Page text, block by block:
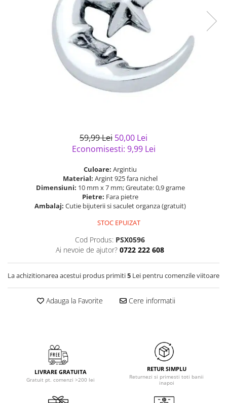
semipretioase
Bijuterii argint placat cu aur
Bijuterii argint cu diverse
Bijuterii argint cu murano
Bijuterii de Lux
Bijuterii gotice si rock
Bijuterii Handmade
Bijuterii fantezie
Casete si cutii de bijuterii
Solutii si lavete de curatare
59,99 Lei 50,00 Lei
Economisesti: 9,99 Lei
Culoare: Argintiu
Material: Argint 925 fara nichel
Dimensiuni: 10 mm x 7 mm; Greutate: 0,9 grame
Pietre: Fara pietre
Ambalaj: Cutie bijuterii si saculet organza (gratuit)
STOC EPUIZAT
Cod Produs: PSX0596
Ai nevoie de ajutor? 0722 222 608
La achizitionarea acestui produs primiti5 Lei pentru comenzile viitoare
Adauga la Favorite Cere informatii
LIVRARE GRATUITA
Gratuit pt. comenzi >200 lei
RETUR SIMPLU
Returnezi si primesti toti banii
inapoi